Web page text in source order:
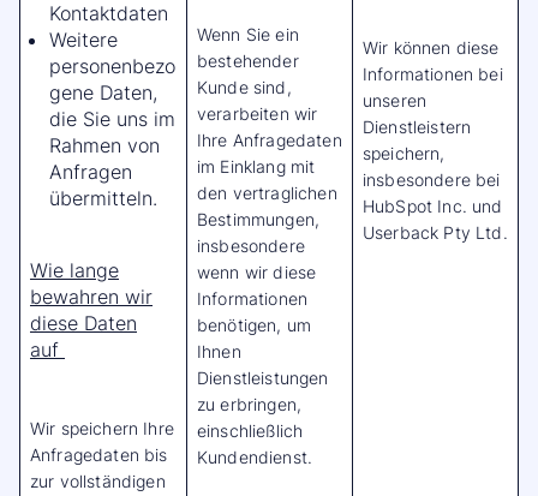
Kontaktdaten
Weitere
personenbezo
gene Daten,
die Sie uns im
Rahmen von
Anfragen
übermitteln.
Wie lange
bewahren wir
diese Daten
auf
Wir speichern Ihre
Anfragedaten bis
zur vollständigen
Wenn Sie ein
bestehender
Kunde sind,
verarbeiten wir
Ihre Anfragedaten
im Einklang mit
den vertraglichen
Bestimmungen,
insbesondere
wenn wir diese
Informationen
benötigen, um
Ihnen
Dienstleistungen
zu erbringen,
einschließlich
Kundendienst.
Wir können diese
Informationen bei
unseren
Dienstleistern
speichern,
insbesondere bei
HubSpot Inc. und
Userback Pty Ltd.